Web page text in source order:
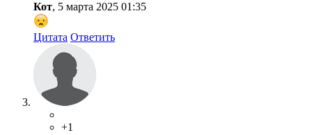
Кот, 5 марта 2025 01:35
Цитата Ответить
+1